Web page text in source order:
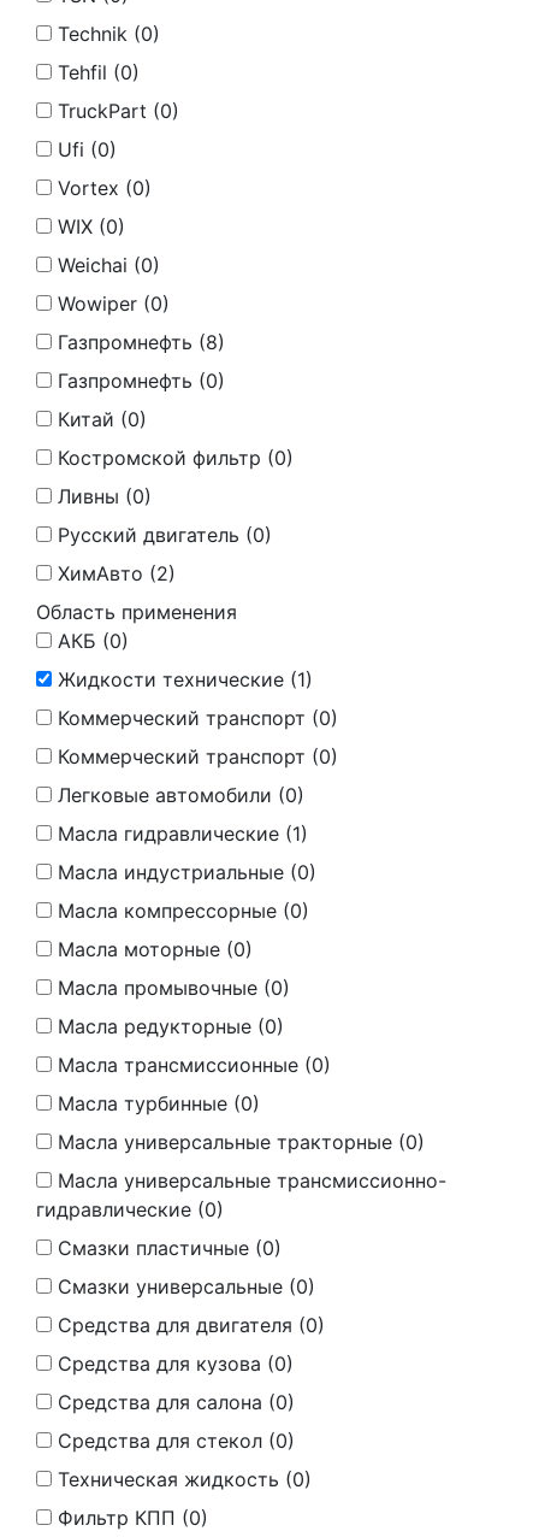
Technik (0)
Tehfil (0)
TruckPart (0)
Ufi (0)
Vortex (0)
WIX (0)
Weichai (0)
Wowiper (0)
Газпромнефть (8)
Газпромнефть (0)
Китай (0)
Костромской фильтр (0)
Ливны (0)
Русский двигатель (0)
ХимАвто (2)
Область применения
АКБ (0)
Жидкости технические (1)
Коммерческий транспорт (0)
Коммерческий транспорт (0)
Легковые автомобили (0)
Масла гидравлические (1)
Масла индустриальные (0)
Масла компрессорные (0)
Масла моторные (0)
Масла промывочные (0)
Масла редукторные (0)
Масла трансмиссионные (0)
Масла турбинные (0)
Масла универсальные тракторные (0)
Масла универсальные трансмиссионно-
гидравлические (0)
Смазки пластичные (0)
Смазки универсальные (0)
Средства для двигателя (0)
Средства для кузова (0)
Средства для салона (0)
Средства для стекол (0)
Техническая жидкость (0)
Фильтр КПП (0)